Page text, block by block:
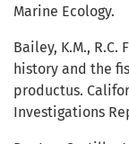
Marine Ecology.
Bailey, K.M., R.C.
history and the
productus.
Investigations